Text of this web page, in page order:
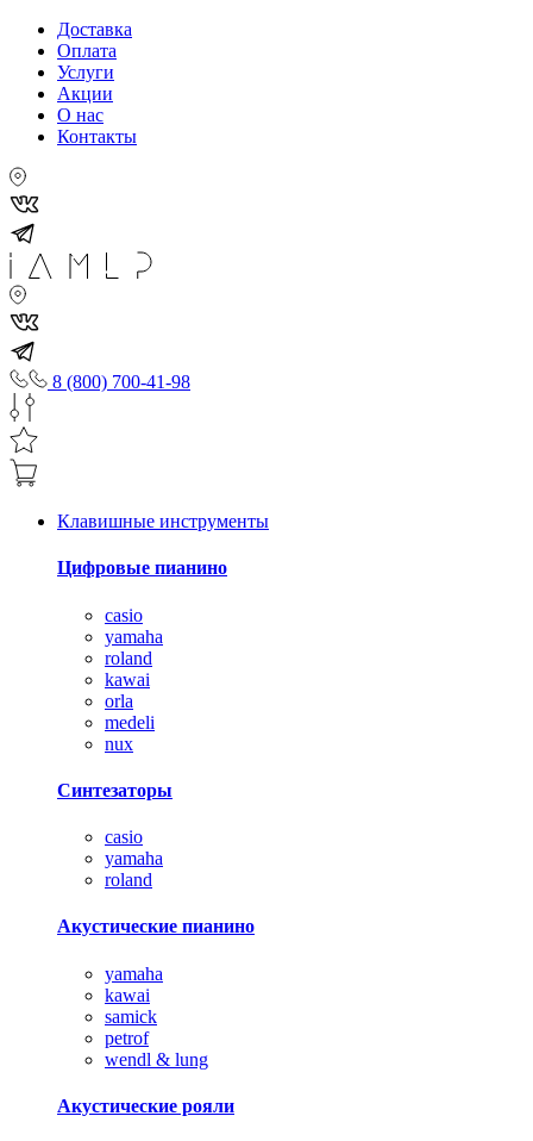
Доставка
Оплата
Услуги
Акции
О нас
Контакты
8 (800) 700-41-98
Клавишные инструменты
Цифровые пианино
casio
yamaha
roland
kawai
orla
medeli
nux
Синтезаторы
casio
yamaha
roland
Акустические пианино
yamaha
kawai
samick
petrof
wendl & lung
Акустические рояли